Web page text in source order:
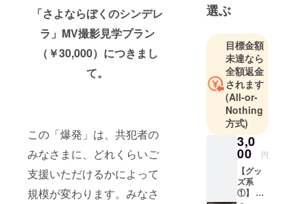
「さよならぼくのシンデレ
ラ」MV撮影見学プラン
（￥30,000）につきまし
て。
この「爆発」は、共犯者の
みなさまに、どれくらいご
支援いただけるかによって
規模が変わります。みなさ
活動をはじ
めて数ヶ月
後には、正
規音源未発
売ながら
BAYCAMP20
16にO.A.と
して出演
（w/ Dragon
Ash,水曜日
のカンパネ
ラ,神聖か
まってちゃ
選ぶ
目標金額
未達なら
全額返金
されます
(All-or-
Nothing
方式)
3,0
00 円
【グッ
ズ系
①】 ・